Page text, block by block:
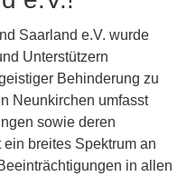
Saarland e.V. wurde
Unterstützern
Behinderung zu
Neunkirchen umfasst
sowie deren
breites Spektrum an
in allen